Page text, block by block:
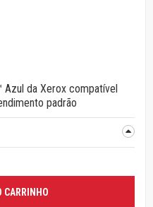
Azul da Xerox compatível
padrão
CARRINHO